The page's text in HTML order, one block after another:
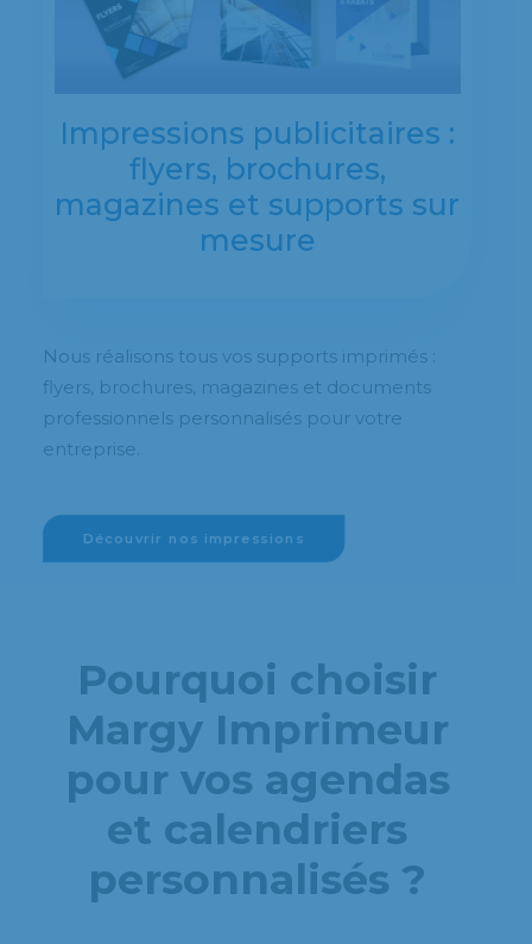
Impressions publicitaires :
flyers, brochures,
magazines et supports sur
mesure
Nous réalisons tous vos supports imprimés :
flyers, brochures, magazines et documents
professionnels personnalisés pour votre
entreprise.
Découvrir nos impressions
Pourquoi choisir
Margy Imprimeur
pour vos agendas
et calendriers
personnalisés ?